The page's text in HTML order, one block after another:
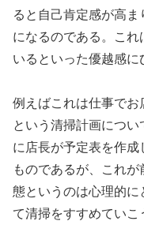
ると自己肯定感が高
になるのである。こ
いるといった優越感に
例えばこれは仕事でお
という清掃計画につ
に店長が予定表を作成
ものであるが、これ
態というのは心理的に
て清掃をすすめていこ